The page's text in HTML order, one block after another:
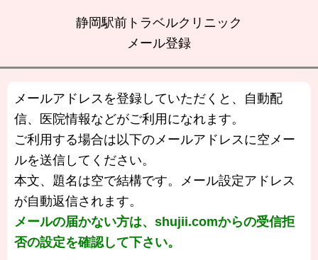
静岡駅前トラベルクリニック
メール登録
メールアドレスを登録していただくと、自動配
信、医院情報などがご利用になれます。
ご利用する場合は以下のメールアドレスに空メー
ルを送信してください。
本文、題名は空で結構です。メール設定アドレス
が自動返信されます。
メールの届かない方は、shujii.comからの受信拒
否の設定を確認して下さい。